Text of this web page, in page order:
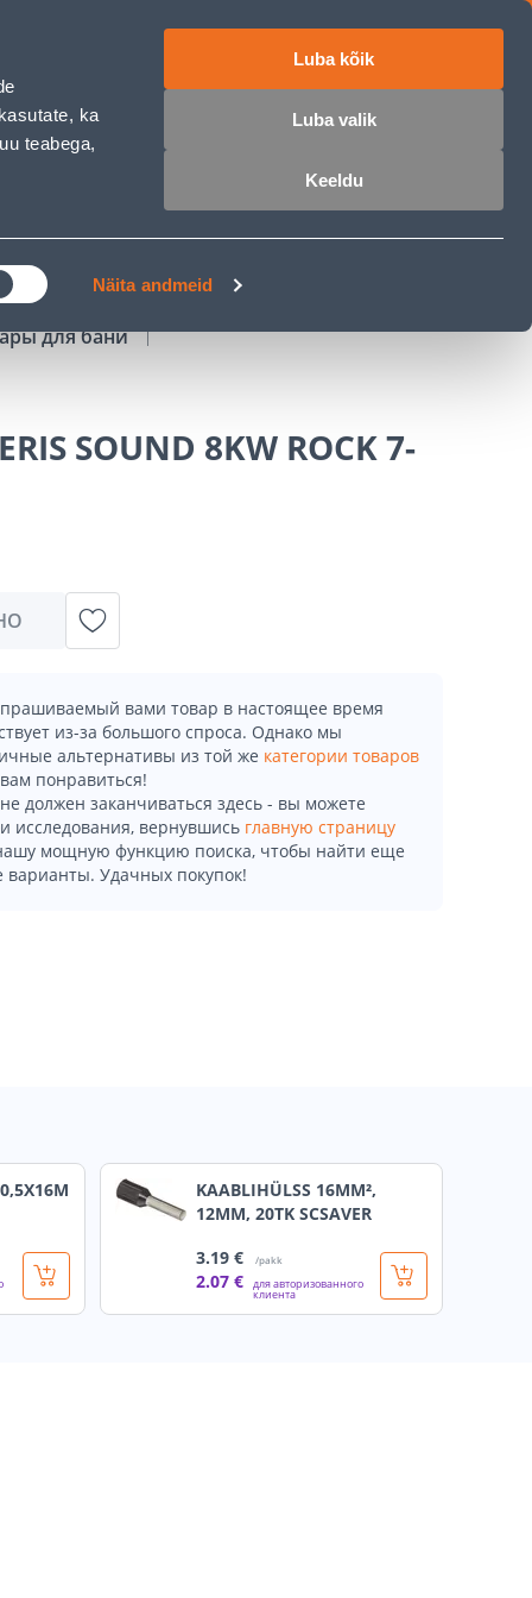
ka
teabega,
Näita andmeid
Luba kõik
Luba valik
Keeldu
для бани
SOUND 8KW ROCK 7-
вами товар в настоящее время
из-за большого спроса. Однако мы
альтернативы из той же категории товаров
понравиться!
должен заканчиваться здесь - вы можете
исследования, вернувшись главную страницу
мощную функцию поиска, чтобы найти еще
варианты. Удачных покупок!
KAABLIHÜLSS 16MM²,
12MM, 20TK SCSAVER
3.19 € /pakk
2.07 € для авторизованного
клиента